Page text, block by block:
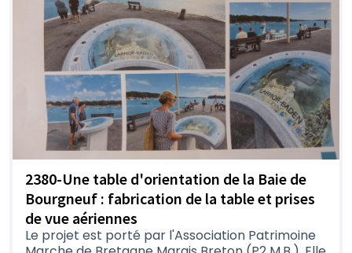
2380-Une table d'orientation de la Baie de
Bourgneuf : fabrication de la table et prises
de vue aériennes
Le projet est porté par l'Association Patrimoine